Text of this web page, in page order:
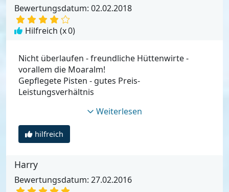
Bewertungsdatum: 02.02.2018
Hilfreich (x0)
Nicht überlaufen - freundliche Hüttenwirte -
vorallem die Moaralm!
Gepflegete Pisten - gutes Preis-
Leistungsverhältnis
Weiterlesen
hilfreich
Harry
Bewertungsdatum: 27.02.2016